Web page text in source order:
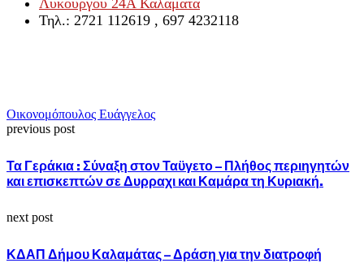
Τηλ.: 2721 112619 , 697 4232118
Οικονομόπουλος Ευάγγελος
previous post
Τα Γεράκια : Σύναξη στον Ταϋγετο – Πλήθος περιηγητών
και επισκεπτών σε Δυρραχι και Καμάρα τη Κυριακή.
next post
ΚΔΑΠ Δήμου Καλαμάτας – Δράση για την διατροφή